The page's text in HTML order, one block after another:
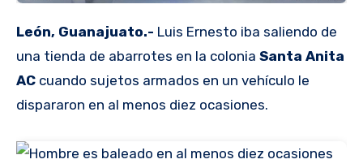
León, Guanajuato.- Luis Ernesto iba saliendo de
una tienda de abarrotes en la colonia Santa Anita
AC cuando sujetos armados en un vehículo le
dispararon en al menos diez ocasiones.